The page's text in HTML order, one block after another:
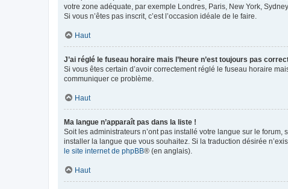
votre zone adéquate, par exemple Londres, Paris, New York,
Si vous n’êtes pas inscrit, c’est l’occasion idéale de le faire.
Haut
J’ai réglé le fuseau horaire mais l’heure n’est toujours pas
Si vous êtes certain d’avoir correctement réglé le fuseau horaire
communiquer ce problème.
Haut
Ma langue n’apparaît pas dans la liste !
Soit les administrateurs n’ont pas installé votre langue sur le
installer la langue que vous souhaitez. Si la traduction désirée
le site internet de phpBB® (en anglais).
Haut